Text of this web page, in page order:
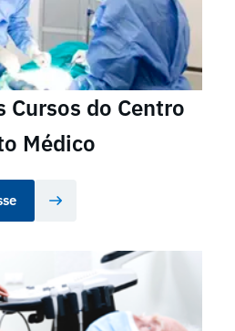
Cursos do Centro
Médico